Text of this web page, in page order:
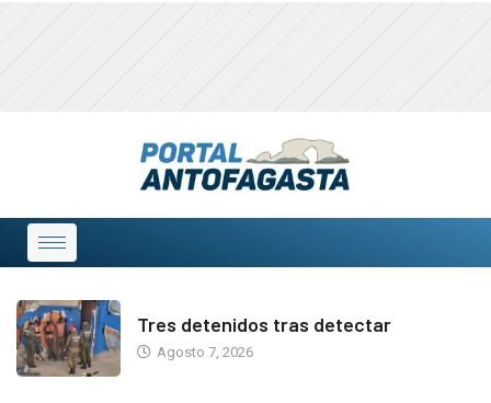
Tres detenidos tras detectar
Agosto 7, 2026